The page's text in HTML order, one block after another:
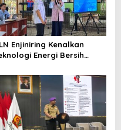
Enjiniring Kenalkan
Energi Bersih